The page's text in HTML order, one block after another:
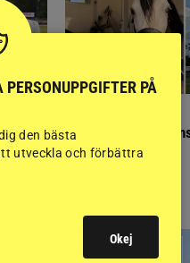
Så gick det på
PÅ
den bästa
utveckla och förbättra
Okej